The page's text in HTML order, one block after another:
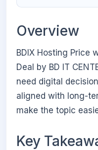
Overview
BDIX Hosting Price
Deal by BD IT
need digital
aligned with long-
make the topic
Key